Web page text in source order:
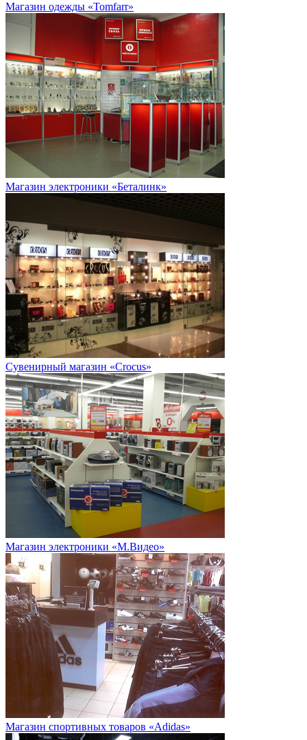
Магазин одежды «Tomfarr»
Магазин электроники «Беталинк»
Сувенирный магазин «Crocus»
Магазин электроники «М.Видео»
Магазин спортивных товаров «Adidas»